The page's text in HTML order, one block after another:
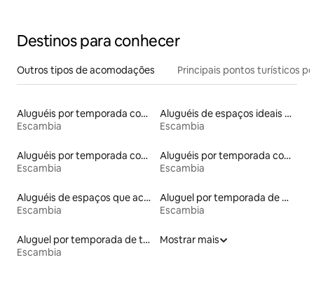
Destinos para conhecer
Outros tipos de acomodações Principais pontos turísticos
Aluguéis por temporada com suítes privativas
Escambia
Aluguéis de espaços ideais para famílias
Escambia
Aluguéis por temporada com acesso à praia
Escambia
Aluguéis por temporada com cama de altura acessível
Escambia
Aluguéis de espaços que aceitam animais de estimação
Escambia
Aluguel por temporada de microcasas
Escambia
Aluguel por temporada de townhouses
Escambia
Mostrar mais